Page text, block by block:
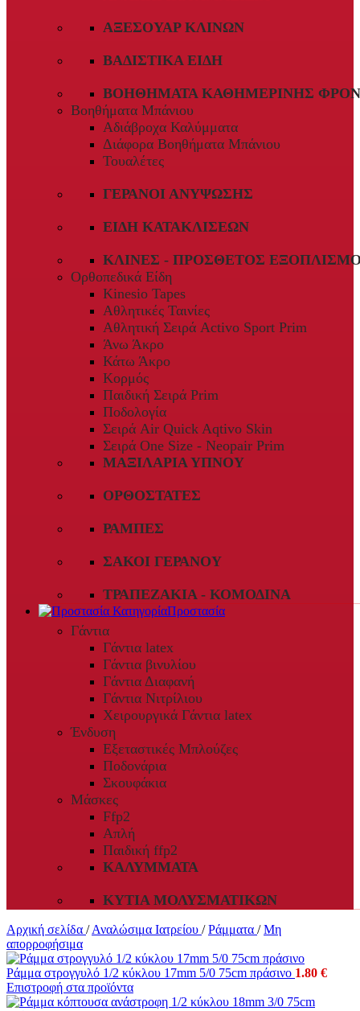
ΑΞΕΣΟΥΆΡ ΚΛΙΝΏΝ
ΒΑΔΙΣΤΙΚΆ ΕΊΔΗ
ΒΟΗΘΉΜΑΤΑ ΚΑΘΗΜΕΡΙΝΉΣ
Βοηθήματα Μπάνιου
Αδιάβροχα Καλύμματα
Διάφορα Βοηθήματα Μπάνιου
Τουαλέτες
ΓΕΡΑΝΟΊ ΑΝΎΨΩΣΗΣ
ΕΊΔΗ ΚΑΤΑΚΛΊΣΕΩΝ
ΚΛΊΝΕΣ - ΠΡΌΣΘΕΤΟΣ
Ορθοπεδικά Είδη
Kinesio Tapes
Αθλητικές Ταινίες
Αθλητική Σειρά Activo Sport Prim
Άνω Άκρο
Κάτω Άκρο
Κορμός
Παιδική Σειρά Prim
Ποδολογία
Σειρά Air Quick Aqtivo Skin
Σειρά One Size - Neopair Prim
ΜΑΞΙΛΆΡΙΑ ΎΠΝΟΥ
ΟΡΘΟΣΤΆΤΕΣ
ΡΆΜΠΕΣ
ΣΆΚΟΙ ΓΕΡΑΝΟΎ
ΤΡΑΠΕΖΆΚΙΑ - ΚΟΜΟΔΊΝΑ
Προστασία
Γάντια
Γάντια latex
Γάντια βινυλίου
Γάντια Διαφανή
Γάντια Νιτρίλιου
Χειρουργικά Γάντια latex
Ένδυση
Εξεταστικές Μπλούζες
Ποδονάρια
Σκουφάκια
Μάσκες
Ffp2
Απλή
Παιδική ffp2
ΚΑΛΎΜΜΑΤΑ
ΚΥΤΊΑ ΜΟΛΥΣΜΑΤΙΚΏΝ
Αρχική σελίδα / Αναλώσιμα Ιατρείου / Ράμματα / Μη
απορροφήσιμα
Ράμμα στρογγυλό 1/2 κύκλου 17mm 5/0 75cm πράσινο 1.80 €
Επιστροφή στα προϊόντα